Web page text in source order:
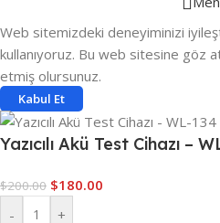
Web sitemizdeki deneyiminizi
kullanıyoruz. Bu web sitesine göz
etmiş olursunuz.
Kabul Et
Yazıcılı Akü Test Cihazı –
$200.00 $180.00
-
+